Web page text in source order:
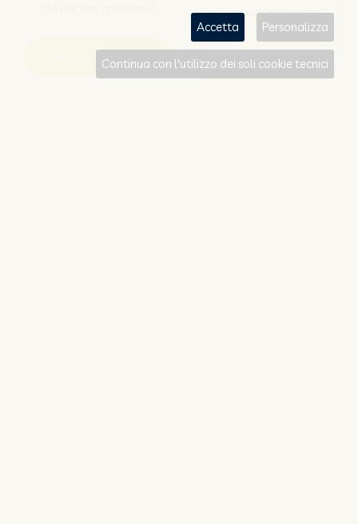
Scopri come
dedicata agli albergatori
Iscriviti
Accetta Personalizza
Continua con l'utilizzo dei soli cookie tecnici